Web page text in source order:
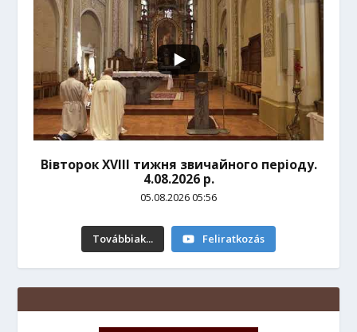
Вівторок ХVІІІ тижня звичайного періоду.
4.08.2026 р.
05.08.2026 05:56
Továbbiak... Feliratkozás